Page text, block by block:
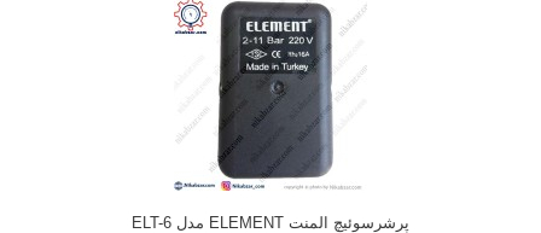
پرشرسوئیچ المنت ELEMENT مدل ELT-6